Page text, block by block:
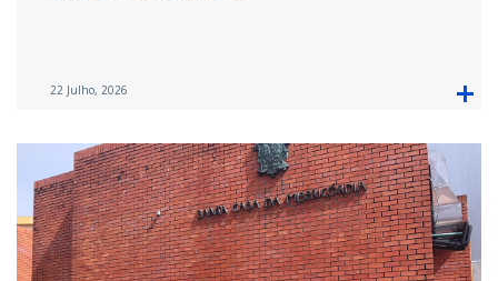
22 Julho, 2026